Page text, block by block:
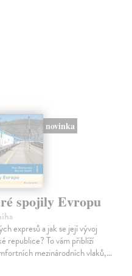
novinka
spojily Evropu
expresů a jak se její vývoj
republice? To vám přiblíží
mezinárodních vlaků,…